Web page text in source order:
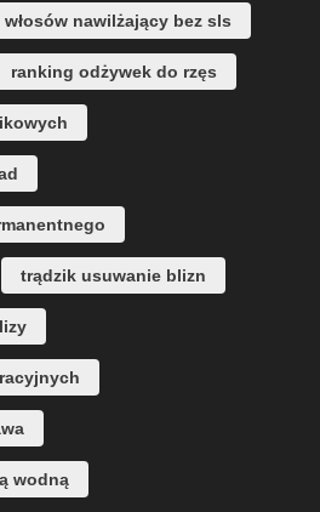
nawilżający bez sls
ranking odżywek do rzęs
trądzik usuwanie blizn
wodną